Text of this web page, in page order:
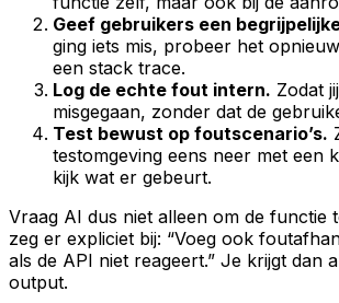
Geef gebruikers een
ging iets mis, probeer het
een stack trace.
Log de echte fout intern. Zodat
misgegaan, zonder dat de
Test bewust op foutscenario’s.
testomgeving eens neer met een
kijk wat er gebeurt.
Vraag AI dus niet alleen om de functie
zeg er expliciet bij: “Voeg ook
als de API niet reageert.” Je krijgt dan
output.